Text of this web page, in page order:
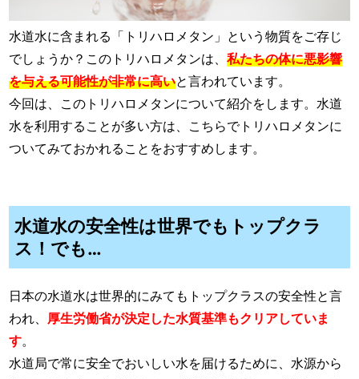
水道水に含まれる「トリハロメタン」という物質をご存じ
でしょうか？このトリハロメタンは、私たちの体に悪影響
を与える可能性が非常に高いと言われています。
今回は、このトリハロメタンについて紹介をします。水道
水を利用することが多い方は、こちらでトリハロメタンに
ついてみておかれることをおすすめします。
水道水の安全性は世界でもトップクラ
ス！でも…
日本の水道水は世界的にみてもトップクラスの安全性と言
われ、 厚生労働省が決定した水質基準もクリアしていま
す。
水道局で常に安全でおいしい水を届けるために、水源から